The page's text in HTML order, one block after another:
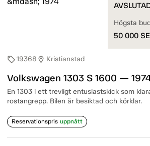
sell19368 location_on Kristianstad
Volkswagen 1303 S 1600 —
En 1303 i ett trevligt entusiastskick som
rostangrepp. Bilen är besiktad och körklar.
Reservationspris uppnått
Högsta
50 000